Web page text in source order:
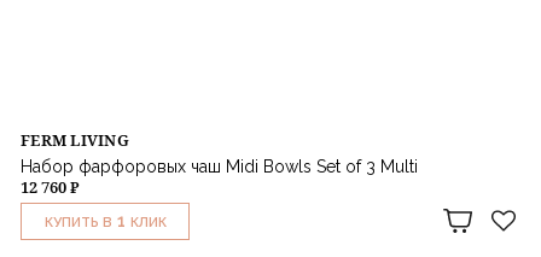
FERM LIVING
Набор фарфоровых чаш Midi Bowls Set of 3 Multi
12 760 ₽
КУПИТЬ В 1 КЛИК